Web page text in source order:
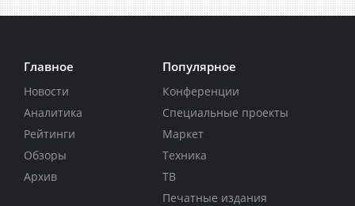
Главное
Новости
Аналитика
Рейтинги
Обзоры
Архив
Популярное
Конференции
Специальные проекты
Маркет
Техника
ТВ
Печатные издания